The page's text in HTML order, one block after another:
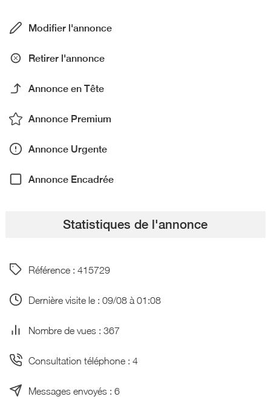
Modifier l'annonce
Retirer l'annonce
Annonce en Tête
Annonce Premium
Annonce Urgente
Annonce Encadrée
Statistiques de l'annonce
Référence : 415729
Dernière visite le : 09/08 à 01:08
Nombre de vues : 367
Consultation téléphone : 4
Messages envoyés : 6